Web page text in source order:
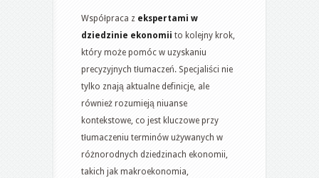
Współpraca z ekspertami w
dziedzinie ekonomii to kolejny krok,
który może pomóc w uzyskaniu
precyzyjnych tłumaczeń. Specjaliści nie
tylko znają aktualne definicje, ale
również rozumieją niuanse
kontekstowe, co jest kluczowe przy
tłumaczeniu terminów używanych w
różnorodnych dziedzinach ekonomii,
takich jak makroekonomia,